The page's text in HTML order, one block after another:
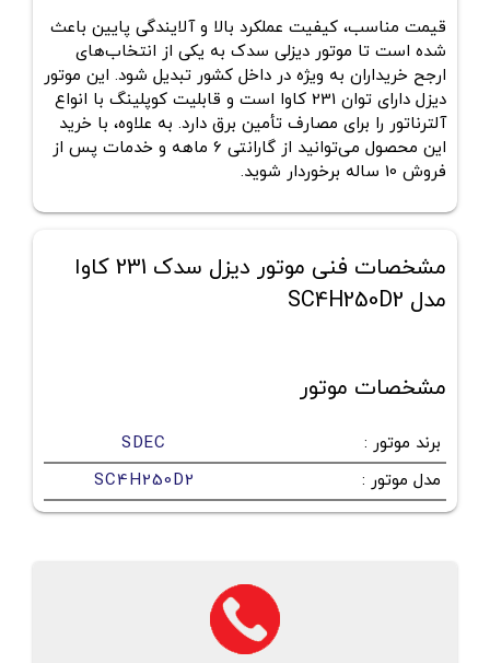
قیمت مناسب، کیفیت عملکرد بالا و آلایندگی پایین باعث
شده است تا موتور دیزلی سدک به یکی از انتخاب‌های
ارجح خریداران به ویژه در داخل کشور تبدیل شود. این موتور
دیزل دارای توان 231 کاوا است و قابلیت کوپلینگ با انواع
آلترناتور را برای مصارف تأمین برق دارد. به علاوه، با خرید
این محصول می‌توانید از گارانتی 6 ماهه و خدمات پس از
فروش 10 ساله برخوردار شوید.
مشخصات فنی موتور دیزل سدک 231 کاوا
مدل SC4H250D2
مشخصات موتور
برند موتور :
SDEC
مدل موتور :
SC4H250D2